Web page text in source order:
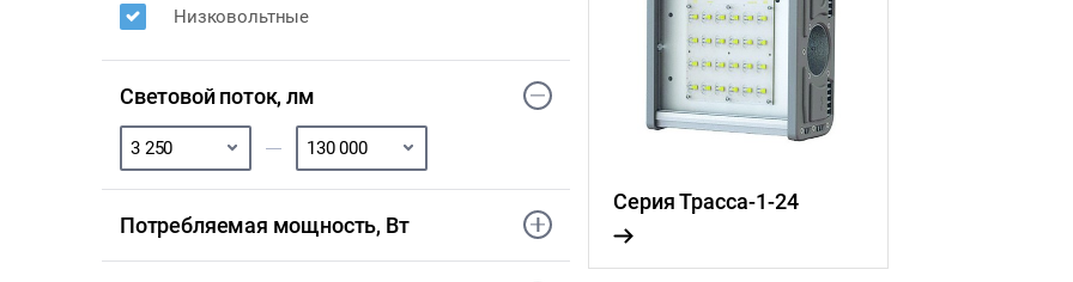
Низковольтные
Световой поток, лм
Потребляемая мощность, Вт
Серия Трасса-1-24